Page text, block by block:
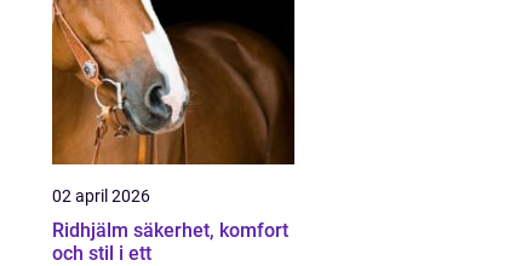
02 april 2026
Ridhjälm säkerhet, komfort
och stil i ett